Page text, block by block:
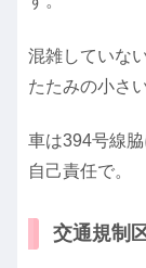
混雑していな
たたみの小さ
車は394号線
自己責任で。
交通規制